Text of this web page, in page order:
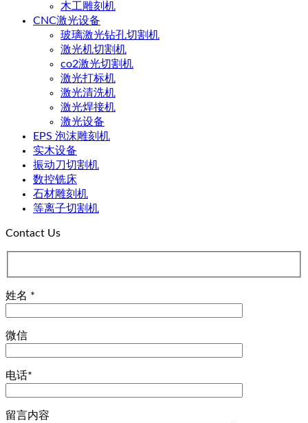
木工雕刻机
CNC激光设备
玻璃激光钻孔切割机
激光机切割机
co2激光切割机
激光打标机
激光清洗机
激光焊接机
激光设备
EPS 泡沫雕刻机
实木设备
振动刀切割机
数控铣床
石材雕刻机
等离子切割机
Contact Us
姓名 *
微信
电话*
留言内容